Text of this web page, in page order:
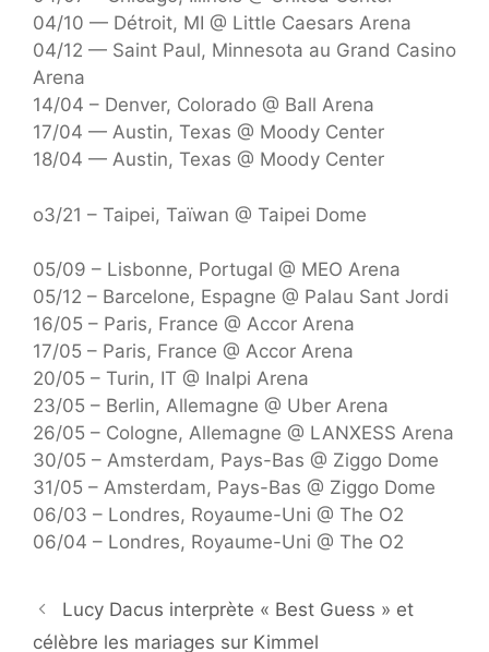
04/10 — Détroit, MI @ Little Caesars Arena
04/12 — Saint Paul, Minnesota au Grand Casino
Arena
14/04 – Denver, Colorado @ Ball Arena
17/04 — Austin, Texas @ Moody Center
18/04 — Austin, Texas @ Moody Center
o3/21 – Taipei, Taïwan @ Taipei Dome
05/09 – Lisbonne, Portugal @ MEO Arena
05/12 – Barcelone, Espagne @ Palau Sant Jordi
16/05 – Paris, France @ Accor Arena
17/05 – Paris, France @ Accor Arena
20/05 – Turin, IT @ Inalpi Arena
23/05 – Berlin, Allemagne @ Uber Arena
26/05 – Cologne, Allemagne @ LANXESS Arena
30/05 – Amsterdam, Pays-Bas @ Ziggo Dome
31/05 – Amsterdam, Pays-Bas @ Ziggo Dome
06/03 – Londres, Royaume-Uni @ The O2
06/04 – Londres, Royaume-Uni @ The O2
Lucy Dacus interprète « Best Guess » et
célèbre les mariages sur Kimmel